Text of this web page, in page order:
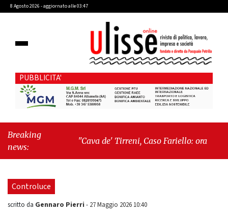
8 Agosto 2026 - aggiornato alle 03:47
PUBBLICITA'
Breaking
news:
"Cava de' Tirreni, Caso Fariello: ora torniamo
Controluce
scritto da Gennaro Pierri - 27 Maggio 2026 10:40